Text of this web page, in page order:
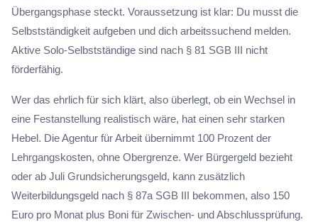
Übergangsphase steckt. Voraussetzung ist klar: Du musst die
Selbstständigkeit aufgeben und dich arbeitssuchend melden.
Aktive Solo-Selbstständige sind nach § 81 SGB III nicht
förderfähig.
Wer das ehrlich für sich klärt, also überlegt, ob ein Wechsel in
eine Festanstellung realistisch wäre, hat einen sehr starken
Hebel. Die Agentur für Arbeit übernimmt 100 Prozent der
Lehrgangskosten, ohne Obergrenze. Wer Bürgergeld bezieht
oder ab Juli Grundsicherungsgeld, kann zusätzlich
Weiterbildungsgeld nach § 87a SGB III bekommen, also 150
Euro pro Monat plus Boni für Zwischen- und Abschlussprüfung.